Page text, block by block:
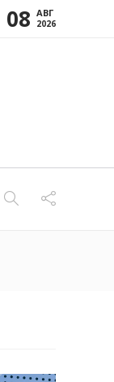
08 АВГ
2026